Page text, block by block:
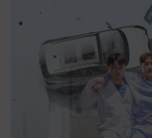
추천 검색어 #초음파약침
#교통사고후유증